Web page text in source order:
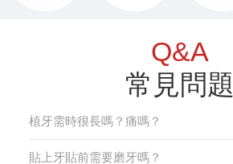
Q&A
常見問題
植牙需時很長嗎？痛嗎？
貼上牙貼前需要磨牙嗎？